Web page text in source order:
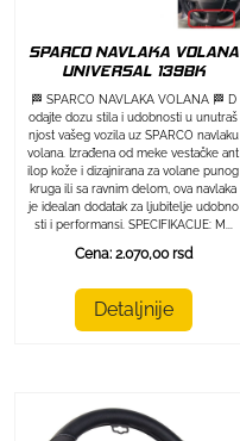
SPARCO NAVLAKA VOLANA
UNIVERSAL 139BK
🏁 SPARCO NAVLAKA VOLANA 🏁 D
odajte dozu stila i udobnosti u unutraš
njost vašeg vozila uz SPARCO navlaku
volana. Izrađena od meke vestačke ant
ilop kože i dizajnirana za volane punog
kruga ili sa ravnim delom, ova navlaka
je idealan dodatak za ljubitelje udobno
sti i performansi. SPECIFIKACIJE: M...
Cena: 2.070,00 rsd
Detaljnije